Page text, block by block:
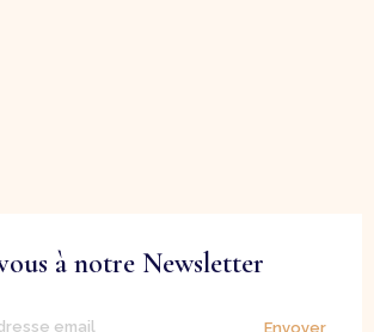
à notre Newsletter
Envoyer